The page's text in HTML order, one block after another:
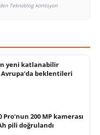
Teknoblog komisyon
yeni katlanabilir
beklentileri
Pro’nun 200 MP kamerası
pili doğrulandı